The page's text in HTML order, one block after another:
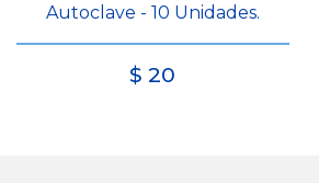
Autoclave - 10 Unidades.
$20